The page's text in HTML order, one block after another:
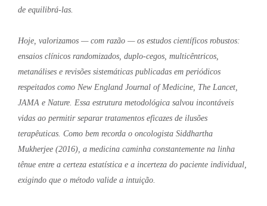
de equilibrá-las.
Hoje, valorizamos — com razão — os estudos científicos robustos:
ensaios clínicos randomizados, duplo-cegos, multicêntricos,
metanálises e revisões sistemáticas publicadas em periódicos
respeitados como New England Journal of Medicine, The Lancet,
JAMA e Nature. Essa estrutura metodológica salvou incontáveis
vidas ao permitir separar tratamentos eficazes de ilusões
terapêuticas. Como bem recorda o oncologista Siddhartha
Mukherjee (2016), a medicina caminha constantemente na linha
tênue entre a certeza estatística e a incerteza do paciente individual,
exigindo que o método valide a intuição.